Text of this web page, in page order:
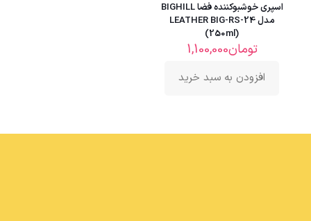
اسپری خوشبوکننده فضا BIGHILL
مدل LEATHER BIG-RS-24
(250ml)
تومان1,100,000
افزودن به سبد خرید